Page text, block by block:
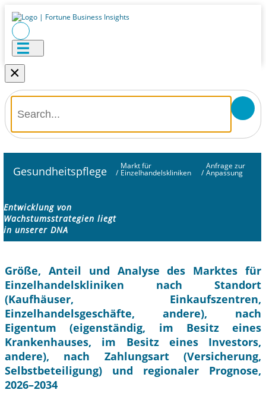
×
Gesundheitspflege /
Markt für
Einzelhandelskliniken /
Anfrage zur
Anpassung
Entwicklung von
Wachstumsstrategien liegt
in unserer DNA
Größe, Anteil und Analyse des Marktes für
Einzelhandelskliniken nach Standort
(Kaufhäuser, Einkaufszentren,
Einzelhandelsgeschäfte, andere), nach
Eigentum (eigenständig, im Besitz eines
Krankenhauses, im Besitz eines Investors,
andere), nach Zahlungsart (Versicherung,
Selbstbeteiligung) und regionaler Prognose,
2026–2034